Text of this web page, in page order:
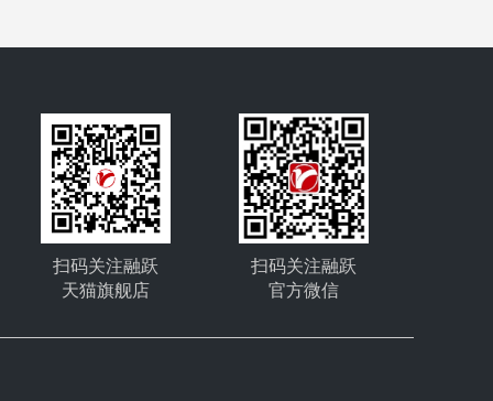
扫码关注融跃
天猫旗舰店
扫码关注融跃
官方微信